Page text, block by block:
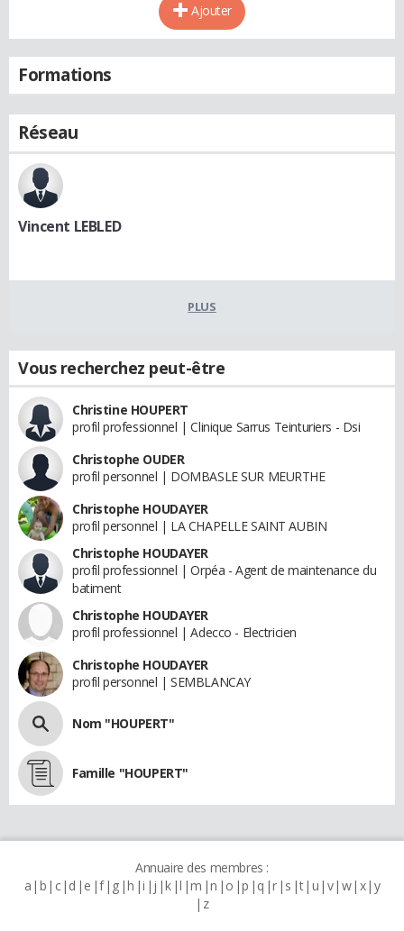
Ajouter
Formations
Réseau
Vincent LEBLED
PLUS
Vous recherchez peut-être
Christine HOUPERT
profil professionnel | Clinique Sarrus Teinturiers - Dsi
Christophe OUDER
profil personnel | DOMBASLE SUR MEURTHE
Christophe HOUDAYER
profil personnel | LA CHAPELLE SAINT AUBIN
Christophe HOUDAYER
profil professionnel | Orpéa - Agent de maintenance du
batiment
Christophe HOUDAYER
profil professionnel | Adecco - Electricien
Christophe HOUDAYER
profil personnel | SEMBLANCAY
Nom "HOUPERT"
Famille "HOUPERT"
Annuaire des membres :
a b c d e f g h i j k l m n o p q r s t u v w x y
z